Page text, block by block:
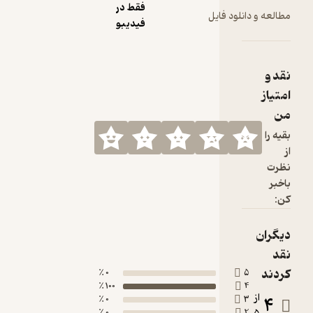
مطالعه و دانلود فایل
فقط در
فیدیبو
نقد و
امتیاز
من
بقیه را
نظرت
باخبر
کن:
دیگران
نقد
کردند
4
از
100 ٪
3